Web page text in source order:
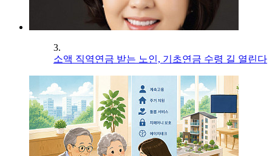
3.
소액 직역연금 받는 노인, 기초연금 수령 길 열린다